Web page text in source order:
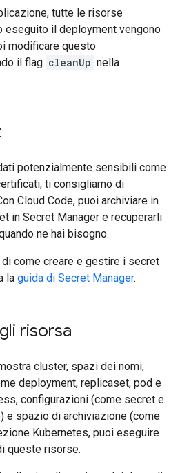
tutte le risorse
eseguito il deployment vengono
modificare questo
il flag cleanUp nella
potenzialmente sensibili come
ti consigliamo di
Cloud Code, puoi archiviare in
in Secret Manager e recuperarli
ne hai bisogno.
come creare e gestire i secret
la guida di Secret Manager.
risorsa
cluster, spazi dei nomi,
deployment, replicaset, pod e
configurazioni (come secret e
e spazio di archiviazione (come
Kubernetes, puoi eseguire
queste risorse.